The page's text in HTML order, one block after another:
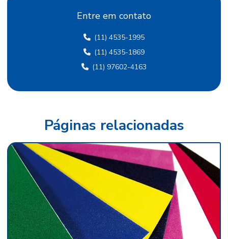
Fábrica de papel crepom em sp
Fábrica de papel de seda sp
Fábrica de veludo
Fábrica de veludo flocado
Fábrica de veludo sintético
Fábrica de veludo em sp
Fabricante de papel camurça
Fabricante de papel crepom
Entre em contato
(11) 4535-1995
(11) 4535-1869
(11) 97602-4163
Páginas relacionadas